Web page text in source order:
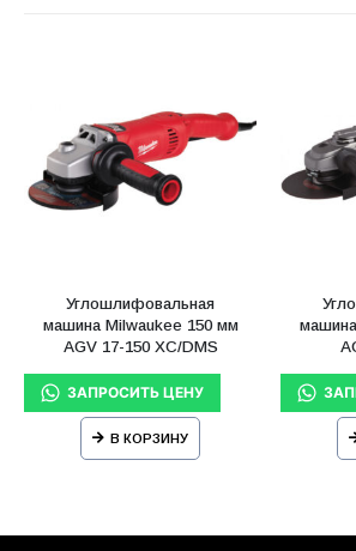
Углошлифовальная
машина Milwaukee 150 мм
AGV 17-150 XC/DMS
В КОРЗИНУ